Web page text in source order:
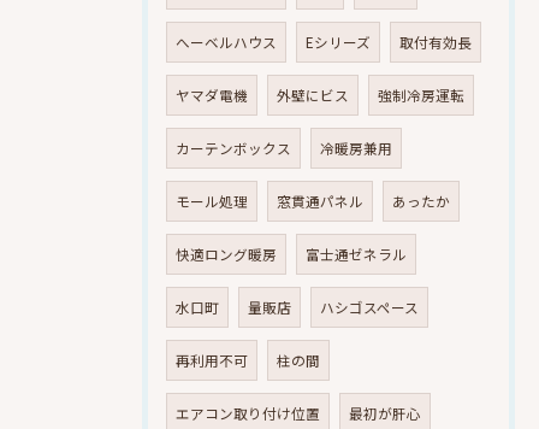
へーベルハウス Eシリーズ 取付有効長
ヤマダ電機 外壁にビス 強制冷房運転
カーテンボックス 冷暖房兼用
モール処理 窓貫通パネル あったか
快適ロング暖房 富士通ゼネラル
水口町 量販店 ハシゴスペース
再利用不可 柱の間
エアコン取り付け位置 最初が肝心